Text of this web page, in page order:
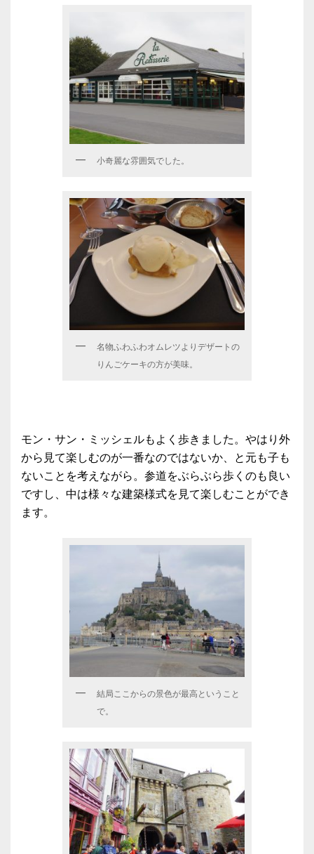
小奇麗な雰囲気でした。
名物ふわふわオムレツよりデザートの
りんごケーキの方が美味。
モン・サン・ミッシェルもよく歩きました。やはり外
から見て楽しむのが一番なのではないか、と元も子も
ないことを考えながら。参道をぶらぶら歩くのも良い
ですし、中は様々な建築様式を見て楽しむことができ
ます。
結局ここからの景色が最高ということ
で。